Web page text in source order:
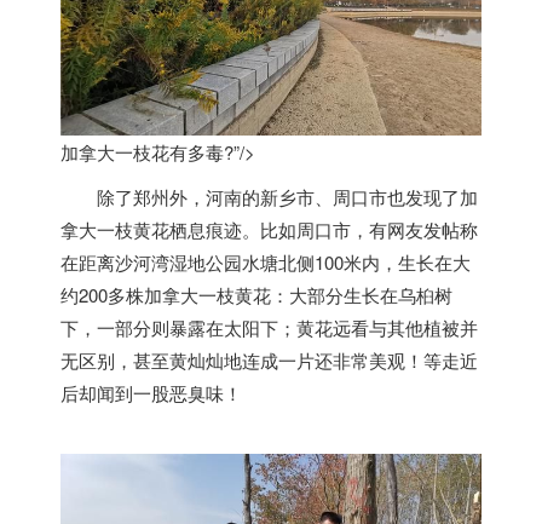
加拿大一枝花有多毒?”/>
除了郑州外，河南的新乡市、周口市也发现了加
拿大一枝黄花栖息痕迹。比如周口市，有网友发帖称
在距离沙河湾湿地公园水塘北侧100米内，生长在大
约200多株加拿大一枝黄花：大部分生长在乌桕树
下，一部分则暴露在太阳下；黄花远看与其他植被并
无区别，甚至黄灿灿地连成一片还非常美观！等走近
后却闻到一股恶臭味！